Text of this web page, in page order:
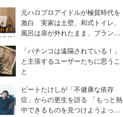
元ハロプロアイドルが極貧時代を
激白 実家は土壁、和式トイレ、
風呂は扉が外れたまま、ブランド
も「パチンコは遠隔されている！」
と主張するユーザーたちに思うこ
と
ビートたけしが「不健康な依存
症」からの更生を語る 「もっと熱
中できるものを見つけようよっ